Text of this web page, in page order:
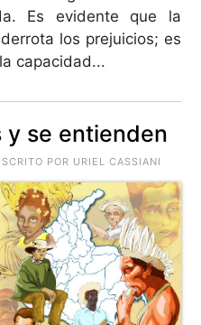
Es evidente que la
los prejuicios; es
capacidad...
y se entienden
POR URIEL CASSIANI